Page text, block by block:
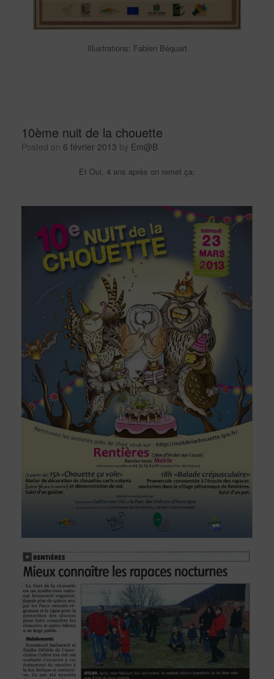
Illustrations: Fabien Béquart
10ème nuit de la chouette
Posted on 6 février 2013 by Em@B
Et Oui, 4 ans après on remet ça: